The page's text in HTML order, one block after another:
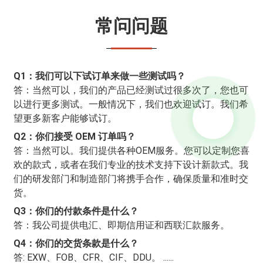
常问问题
Q1：我们可以下试订单来做一些测试吗？
答：当然可以，我们的产品已经测试过很多次了，您也可
以进行更多测试。一般情况下，我们也欢迎试订。我们希
望更多新客户能够试订。
Q2：你们接受 OEM 订单吗？
答：当然可以。我们提供各种OEM服务。您可以定制您喜
欢的款式，或者在我们专业的技术支持下设计新款式。我
们的研发部门和制造部门将携手合作，确保质量和准时交
货。
Q3：你们的付款条件是什么？
答：我公司提供电汇、即期信用证和西联汇款服务。
Q4：你们的交货条款是什么？
答: EXW、FOB、CFR、CIF、DDU。 ......